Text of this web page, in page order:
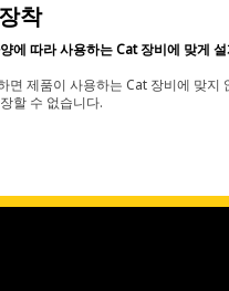
착
에 따라 사용하는 Cat 장비에 맞게
면 제품이 사용하는 Cat 장비에 맞
할 수 없습니다.